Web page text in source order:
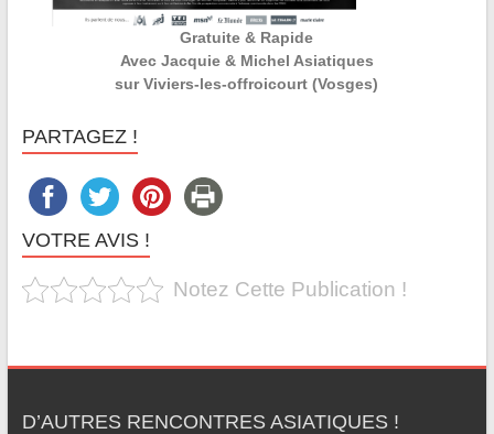
Gratuite & Rapide
Avec Jacquie & Michel Asiatiques
sur Viviers-les-offroicourt (Vosges)
PARTAGEZ !
VOTRE AVIS !
Notez Cette Publication !
D’AUTRES RENCONTRES ASIATIQUES !